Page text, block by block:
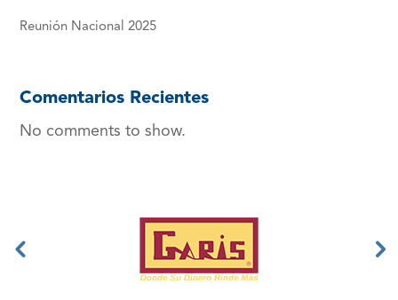
Reunión Nacional 2025
Comentarios Recientes
No comments to show.